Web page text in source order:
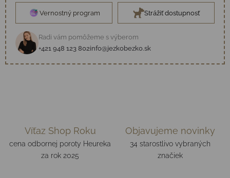
Vernostný program Strážiť dostupnosť
Radi vám pomôžeme s výberom
+421 948 123 802info@jezkobezko.sk
Víťaz Shop Roku
cena odbornej poroty Heureka
za rok 2025
Objavujeme novinky
34 starostlivo vybraných
značiek